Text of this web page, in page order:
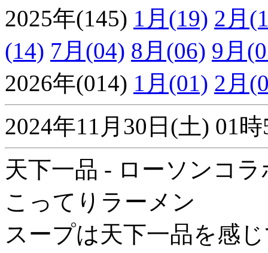
2025年(145) 1月(19) 2月
(14) 7月(04) 8月(06) 9月
2026年(014) 1月(01) 2月
2024年11月30日(土) 01
天下一品 - ローソンコラ
こってりラーメン
スープは天下一品を感